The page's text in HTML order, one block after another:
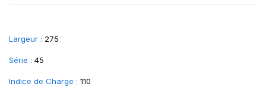
Largeur : 275
Série : 45
Indice de Charge : 110